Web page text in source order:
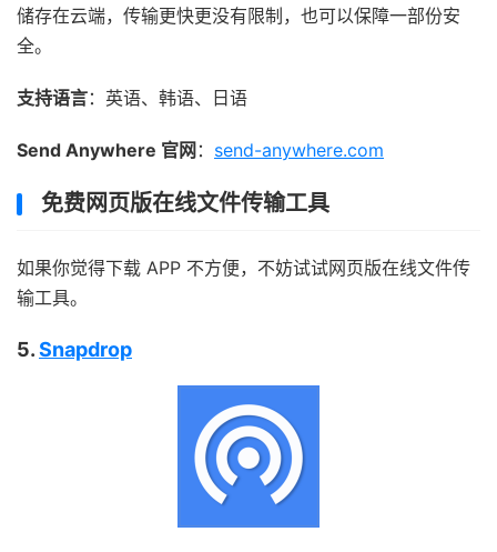
储存在云端，传输更快更没有限制，也可以保障一部份安
全。
支持语言：英语、韩语、日语
Send Anywhere 官网 ： send-anywhere.com
免费网页版在线文件传输工具
如果你觉得下载 APP 不方便，不妨试试网页版在线文件传
输工具。
5.Snapdrop